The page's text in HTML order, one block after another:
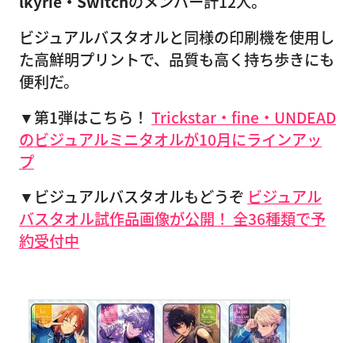
ビジュアルバスタオルと同様の印刷機を使用し
た高鮮明プリントで、品質も高く持ち歩きにも
便利だ。
▼第1弾はこちら！ Trickstar・fine・UNDEAD
のビジュアルミニタオルが10月にラインアッ
プ
▼ビジュアルバスタオルもどうぞ ビジュアル
バスタオル試作品画像が公開！ 全36種類で予
約受付中